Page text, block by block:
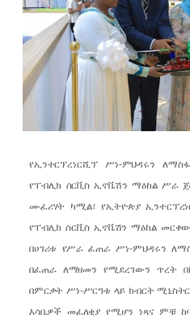
የኢንተርፕረነርሺፕ ሥነ-ምህዳሩን
የፐብሊክ ሰርቪስ ኢኖቬሽን ማዕከል ሥራ
ሙፈሪሃት ካሚል፣ የኢትዮጵያ
የፐብሊክ ሰርቪስ ኢኖቬሽን ማዕከል
በሀገሪቱ የሥራ ፈጠራ ሥነ-ምህዳሩን
በፈጠራ ለማዘመን የሚደረገውን ጥረት
በምርቃት ሥነ-ሥርዓቱ ላይ ክብርት
እሳቤዎች መፈለቂያ የሚሆን ነጻና ምቹ